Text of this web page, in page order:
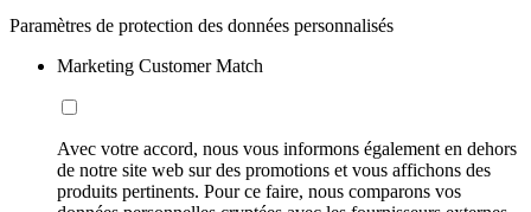
Paramètres de protection des données personnalisés
Marketing Customer Match
Avec votre accord, nous vous informons également en dehors
de notre site web sur des promotions et vous affichons des
produits pertinents. Pour ce faire, nous comparons vos